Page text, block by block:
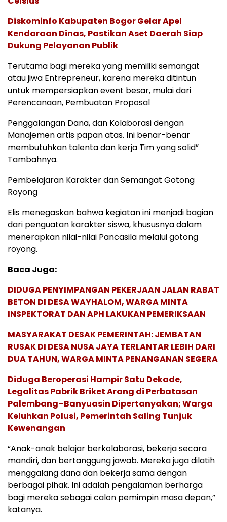
Diskominfo Kabupaten Bogor Gelar Apel
Kendaraan Dinas, Pastikan Aset Daerah Siap
Dukung Pelayanan Publik
Terutama bagi mereka yang memiliki semangat
atau jiwa Entrepreneur, karena mereka ditintun
untuk mempersiapkan event besar, mulai dari
Perencanaan, Pembuatan Proposal
Penggalangan Dana, dan Kolaborasi dengan
Manajemen artis papan atas. Ini benar-benar
membutuhkan talenta dan kerja Tim yang solid”
Tambahnya.
Pembelajaran Karakter dan Semangat Gotong
Royong
Elis menegaskan bahwa kegiatan ini menjadi bagian
dari penguatan karakter siswa, khususnya dalam
menerapkan nilai-nilai Pancasila melalui gotong
royong.
Baca Juga:
DIDUGA PENYIMPANGAN PEKERJAAN JALAN RABAT
BETON DI DESA WAYHALOM, WARGA MINTA
INSPEKTORAT DAN APH LAKUKAN PEMERIKSAAN
MASYARAKAT DESAK PEMERINTAH: JEMBATAN
RUSAK DI DESA NUSA JAYA TERLANTAR LEBIH DARI
DUA TAHUN, WARGA MINTA PENANGANAN SEGERA
Diduga Beroperasi Hampir Satu Dekade,
Legalitas Pabrik Briket Arang di Perbatasan
Palembang–Banyuasin Dipertanyakan; Warga
Keluhkan Polusi, Pemerintah Saling Tunjuk
Kewenangan
“Anak-anak belajar berkolaborasi, bekerja secara
mandiri, dan bertanggung jawab. Mereka juga dilatih
menggalang dana dan bekerja sama dengan
berbagai pihak. Ini adalah pengalaman berharga
bagi mereka sebagai calon pemimpin masa depan,”
katanya.